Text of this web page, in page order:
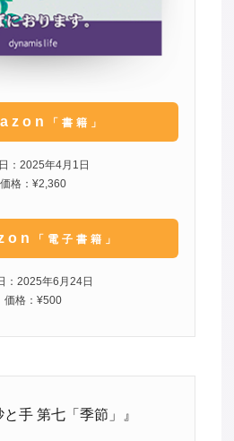
「書籍」
：2025年4月1日
価格：¥2,360
「電子書籍」
：2025年6月24日
価格：¥500
手 第七「季節」』